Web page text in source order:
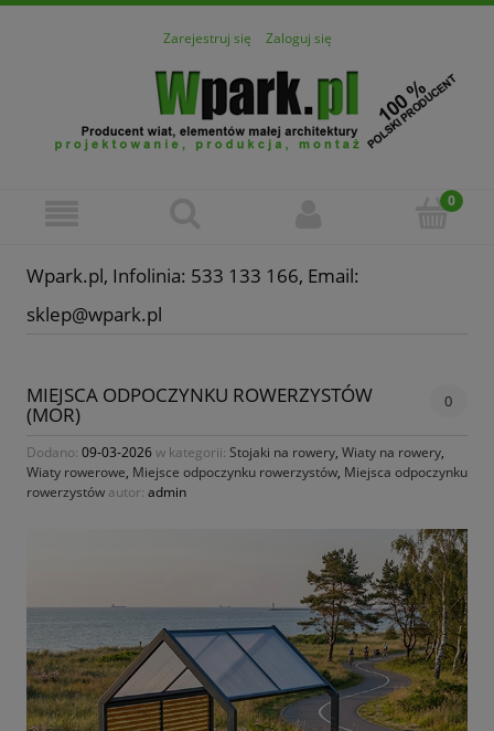
Zarejestruj się Zaloguj się
Wpark.pl, Infolinia: 533 133 166, Email:
sklep@wpark.pl
MIEJSCA ODPOCZYNKU ROWERZYSTÓW
(MOR)
0
Dodano: 09-03-2026w kategorii: Stojaki na rowery, Wiaty na rowery,
Wiaty rowerowe, Miejsce odpoczynku rowerzystów, Miejsca odpoczynku
rowerzystów autor: admin